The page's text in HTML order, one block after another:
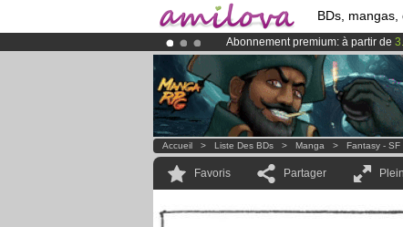
BDs,
Abonnement premium: à partir de
Déjà 134393membreset 1208
LeKickstarter Amilova est
Accueil > Liste Des BDs > Manga > Fantasy - SF
Favoris Partager